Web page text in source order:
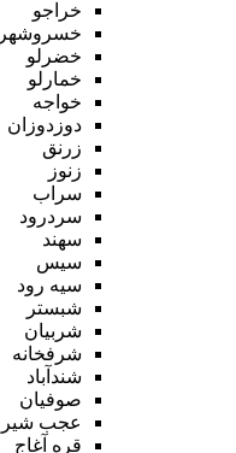
خراجو
خسروشهر
خضرلو
خمارلو
خواجه
دوزدوزان
زرنق
زنوز
سراب
سردرود
سهند
سیس
سیه رود
شبستر
شربیان
شرفخانه
شندآباد
صوفیان
عجب شیر
قره آغاج